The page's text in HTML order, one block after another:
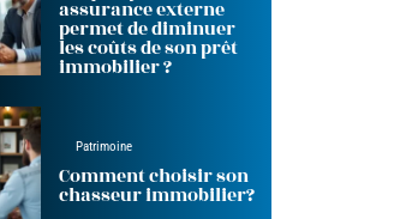
assurance externe
permet de diminuer
les coûts de son prêt
immobilier ?
Patrimoine
Comment choisir son
chasseur immobilier?